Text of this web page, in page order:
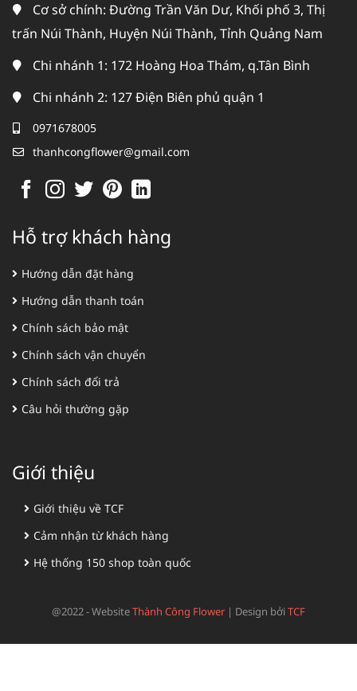
Cơ sở chính: Đường Trần Văn Dư, Khối phố 3, Thị
trấn Núi Thành, Huyện Núi Thành, Tỉnh Quảng Nam
Chi nhánh 1: 172 Hoàng Hoa Thám, q.Tân Bình
Chi nhánh 2: 127 Điện Biên phủ quận 1
0971678005
thanhcongflower@gmail.com
Hỗ trợ khách hàng
Hướng dẫn đặt hàng
Hướng dẫn thanh toán
Chính sách bảo mật
Chính sách vận chuyển
Chính sách đổi trả
Câu hỏi thường gặp
Giới thiệu
Giới thiệu về TCF
Cảm nhận từ khách hàng
Hệ thống 150 shop toàn quốc
@2022 - WebsiteThành Công Flower | Design bởiTCF